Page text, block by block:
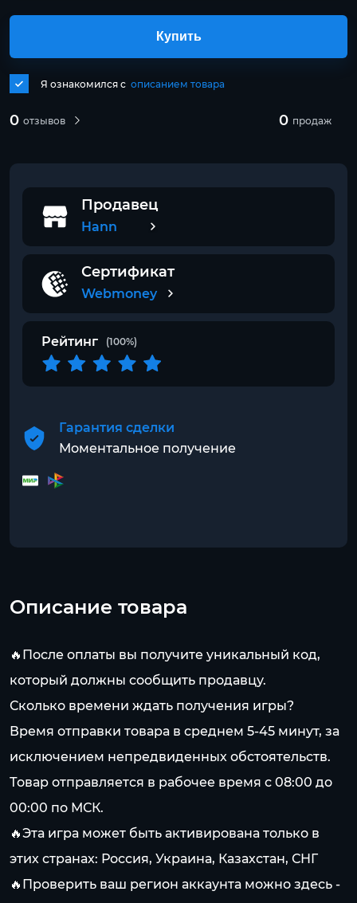
0 отзывов 0 продаж
Я ознакомился с описанием товара
Купить
Продавец
Hann
Сертификат
Webmoney
Рейтинг (100%)
Гарантия сделки
Моментальное получение
Описание товара
🔥После оплаты вы получите уникальный код,
который должны сообщить продавцу.
Сколько времени ждать получения игры?
Время отправки товара в среднем 5-45 минут, за
исключением непредвиденных обстоятельств.
Товар отправляется в рабочее время с 08:00 до
00:00 по МСК.
🔥Эта игра может быть активирована только в
этих странах: Россия, Украина, Казахстан, СНГ
🔥Проверить ваш регион аккаунта можно здесь -